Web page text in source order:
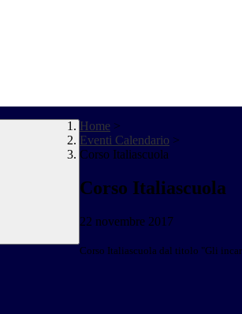
Home >
Eventi Calendario >
Corso Italiascuola
Corso Italiascuola
22 novembre 2017
Corso Italiascuola dal titolo "Gli